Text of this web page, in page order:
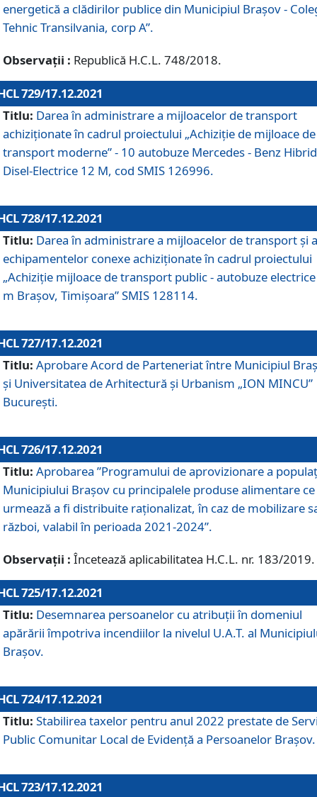
energetică a clădirilor publice din Municipiul Brașov -
Tehnic Transilvania, corp A”.
Observații : Republică H.C.L. 748/2018.
729/17.12.2021
Titlu: Darea în administrare a mijloacelor de transport
achiziționate în cadrul proiectului „Achiziţie de mijloace de
transport moderne” - 10 autobuze Mercedes - Benz Hibrid
Disel-Electrice 12 M, cod SMIS 126996.
728/17.12.2021
Titlu: Darea în administrare a mijloacelor de transport și a
echipamentelor conexe achiziționate în cadrul proiectului
„Achiziție mijloace de transport public - autobuze
m Brașov, Timișoara” SMIS 128114.
727/17.12.2021
Titlu: Aprobare Acord de Parteneriat între Municipiul
și Universitatea de Arhitectură și Urbanism „ION MINCU”
București.
726/17.12.2021
Titlu: Aprobarea ”Programului de aprovizionare a
Municipiului Braşov cu principalele produse alimentare ce
urmează a fi distribuite raționalizat, în caz de mobilizare
război, valabil în perioada 2021-2024”.
Observații : Încetează aplicabilitatea H.C.L. nr. 183/2019.
725/17.12.2021
Titlu: Desemnarea persoanelor cu atribuții în domeniul
apărării împotriva incendiilor la nivelul U.A.T. al
Brașov.
724/17.12.2021
Titlu: Stabilirea taxelor pentru anul 2022 prestate de
Public Comunitar Local de Evidență a Persoanelor Braşov.
723/17.12.2021